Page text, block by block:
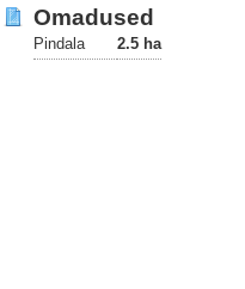
Omadused
Pindala 2.5 ha